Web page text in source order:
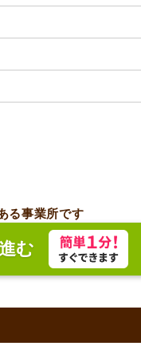
る事業所です
む